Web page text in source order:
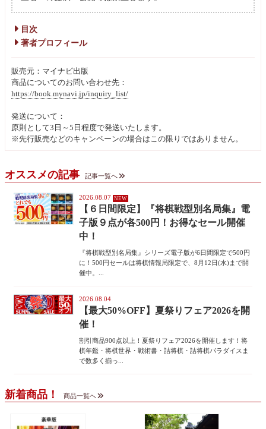
目次
著者プロフィール
販売元：マイナビ出版
商品についてのお問い合わせ先：
https://book.mynavi.jp/inquiry_list/
発送について：
原則として3日～5日程度で発送いたします。
※先行販売などのキャンペーンの場合はこの限りではありません。
オススメの記事 記事一覧へ
2026.08.07
【６日間限定】『将棋戦型別名局集』電
子版９点が各500円！お得なセール開催
中！
『将棋戦型別名局集』シリーズ電子版が6日間限定で500円
に！500円セールは将棋情報局限定で、8月12日(水)まで開
催中。...
2026.08.04
【最大50%OFF】夏祭りフェア2026を開
催！
割引商品900点以上！夏祭りフェア2026を開催します！将
棋年鑑・将棋世界・戦術書・詰将棋・詰将棋パラダイスま
で数多く揃っ...
新着商品！ 商品一覧へ